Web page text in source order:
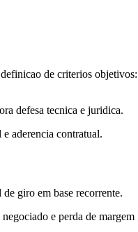
de criterios
defesa tecnica e juridica.
aderencia contratual.
giro em base recorrente.
e perda de